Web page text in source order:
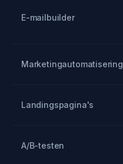
E-mailbuilder
Marketingautomatisering
Landingspagina's
A/B-testen